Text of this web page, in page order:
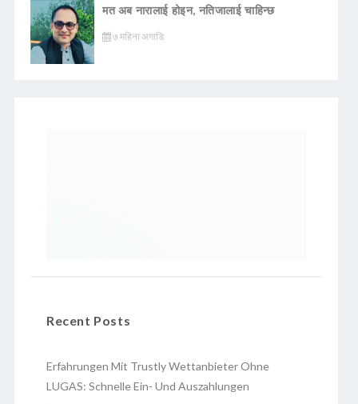
मत अब नारालाई होइन, नतिजालाई चाहिन्छ
७ महिना अगाडि
Recent Posts
Erfahrungen Mit Trustly Wettanbieter Ohne
LUGAS: Schnelle Ein- Und Auszahlungen